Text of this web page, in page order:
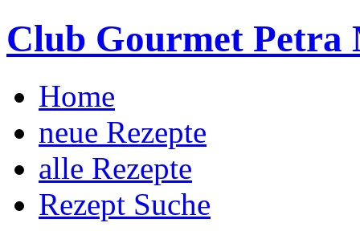
Club Gourmet Petra
Home
neue Rezepte
alle Rezepte
Rezept Suche